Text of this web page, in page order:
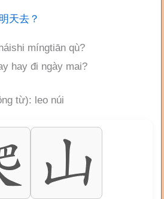
天去？
míngtiān qù?
hay đi ngày mai?
từ): leo núi